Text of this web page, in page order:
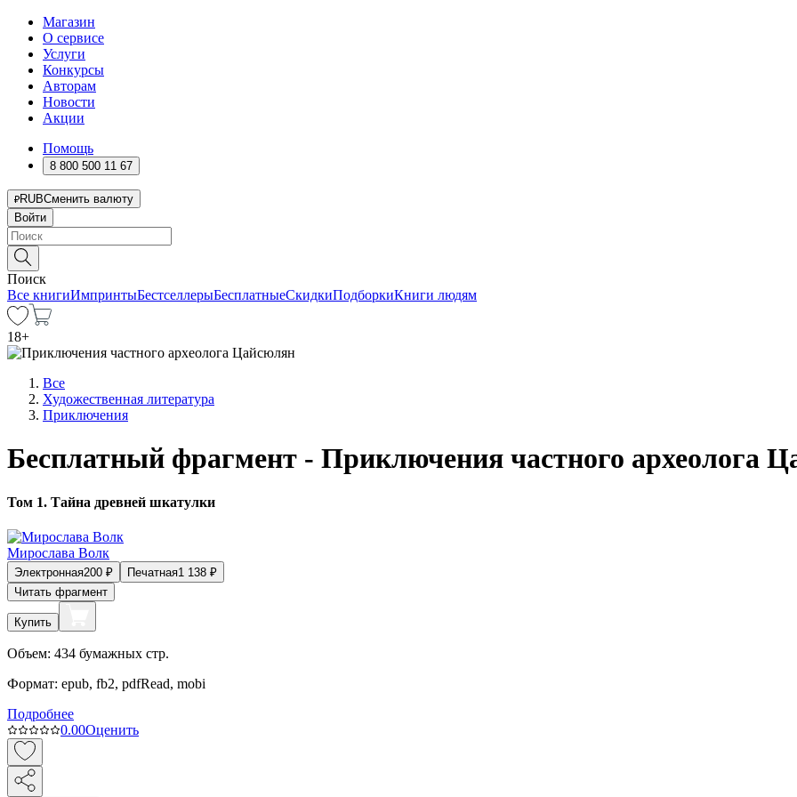
Магазин
О сервисе
Услуги
Конкурсы
Авторам
Новости
Акции
Помощь
8 800 500 11 67
RUBСменить валюту
Войти
Поиск
Все книгиИмпринтыБестселлерыБесплатныеСкидкиПодборкиКниги людям
18+
Все
Художественная литература
Приключения
Бесплатный фрагмент - Приключения частного археолога
Том 1. Тайна древней шкатулки
Мирослава Волк
Электронная200 ₽ Печатная1 138 ₽
Читать фрагмент
Купить
Объем: 434 бумажных стр.
Формат: epub, fb2, pdfRead, mobi
Подробнее
0.00Оценить